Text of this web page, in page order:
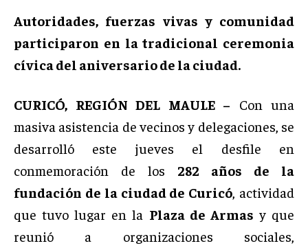
Autoridades, fuerzas vivas y comunidad
participaron en la tradicional ceremonia
cívica del aniversario de la ciudad.
CURICÓ, REGIÓN DEL MAULE – Con una
masiva asistencia de vecinos y delegaciones, se
desarrolló este jueves el desfile en
conmemoración de los 282 años de la
fundación de la ciudad de Curicó , actividad
que tuvo lugar en la Plaza de Armas y que
reunió a organizaciones sociales,